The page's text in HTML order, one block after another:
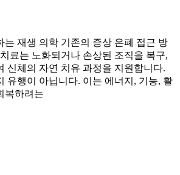
는 재생 의학 기존의 증상 은폐 접근 방
료는 노화되거나 손상된 조직을 복구,
신체의 자연 치유 과정을 지원합니다.
유행이 아닙니다. 이는 에너지, 기능, 활
복하려는